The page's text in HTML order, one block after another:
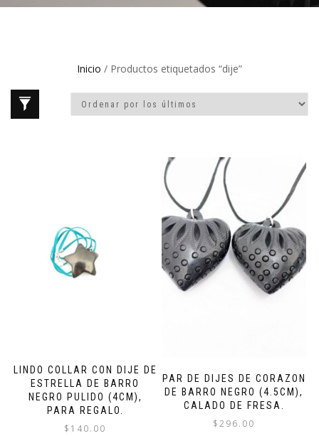
Inicio / Productos etiquetados “dije”
LINDO COLLAR CON DIJE DE
ESTRELLA DE BARRO
NEGRO PULIDO (4CM),
PARA REGALO.
$ 140.00
PAR DE DIJES DE CORAZON
DE BARRO NEGRO (4.5CM),
CALADO DE FRESA.
$296.00